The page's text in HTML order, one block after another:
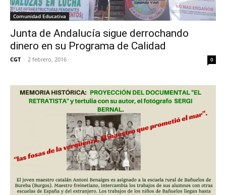
Comunidad Educativa
Junta de Andalucía sigue derrochando
dinero en su Programa de Calidad
CGT - 2 febrero, 2016 0